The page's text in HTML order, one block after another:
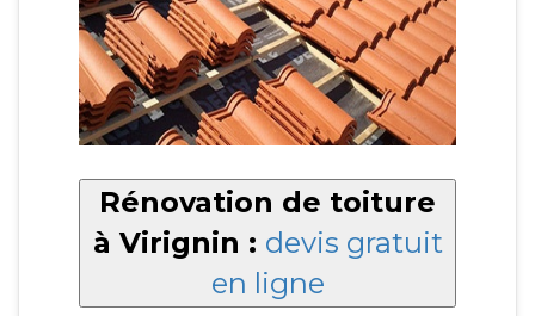
Rénovation de toiture
à Virignin : devis gratuit
en ligne